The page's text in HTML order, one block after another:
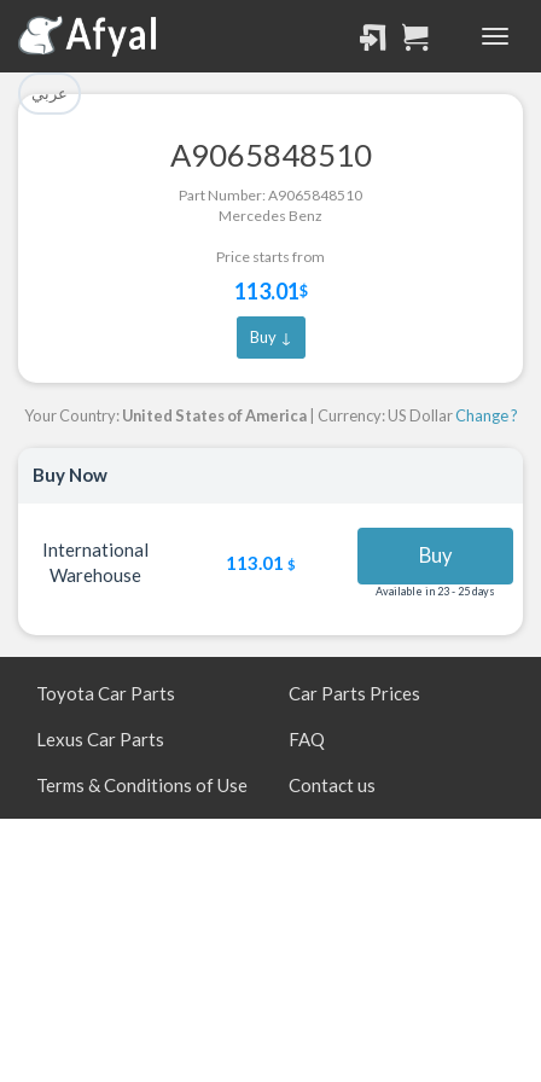
عربي
A9065848510
Part Number: A9065848510
Mercedes Benz
Price starts from
113.01$
Buy ↓
Your Country:United States of America| Currency: US DollarChange ?
Buy Now
International
Warehouse
113.01 $ Buy
Available in 23 - 25 days
تم إضافة القطعة بنجاح.
Part Successfully
Selected
تم إضافة القطعة للسلة
بنجاح.
Part Added to Cart
Toyota Car Parts
Lexus Car Parts
Terms & Conditions of Use
Car Parts Prices
FAQ
Contact us